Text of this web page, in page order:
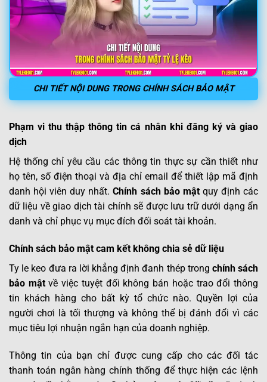
CHI TIẾT NỘI DUNG TRONG CHÍNH SÁCH BẢO MẬT
Phạm vi thu thập thông tin cá nhân khi đăng ký và giao
dịch
Hệ thống chỉ yêu cầu các thông tin thực sự cần thiết như
họ tên, số điện thoại và địa chỉ email để thiết lập mã định
danh hội viên duy nhất.Chính sách bảo mậtquy định các
dữ liệu về giao dịch tài chính sẽ được lưu trữ dưới dạng ẩn
danh và chỉ phục vụ mục đích đối soát tài khoản.
Chính sách bảo mật cam kết không chia sẻ dữ liệu
Ty le keo đưa ra lời khẳng định đanh thép trong chính sách
bảo mậtvề việc tuyệt đối không bán hoặc trao đổi thông
tin khách hàng cho bất kỳ tổ chức nào. Quyền lợi của
người chơi là tối thượng và không thể bị đánh đổi vì các
mục tiêu lợi nhuận ngắn hạn của doanh nghiệp.
Thông tin của bạn chỉ được cung cấp cho các đối tác
thanh toán ngân hàng chính thống để thực hiện các lệnh